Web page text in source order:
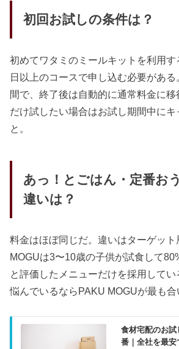
初回お試しの条件は？
初めてワタミのミールキットを利用
日以上のコースで申し込む必要があ
間で、終了後は自動的に通常料金に
だけ試したい場合はお試し期間中にキ
と。
あっ！とごはん・定番お
違いは？
料金はほぼ同じだ。違いはターゲッ
MOGUは3〜10歳の子供が試食して
と評価したメニューだけを採用して
悩んでいるならPAKU MOGUが最も合
食材宅配のお
番｜全社を最安